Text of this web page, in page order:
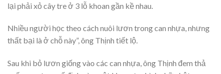
lại phải xỏ cây tre ở 3 lỗ khoan gần kề nhau.
Nhiều người học theo cách nuôi lươn trong can nhựa, nhưng
thất bại là ở chỗ này”, ông Thịnh tiết lộ.
Sau khi bỏ lươn giống vào các can nhựa, ông Thịnh đem thả